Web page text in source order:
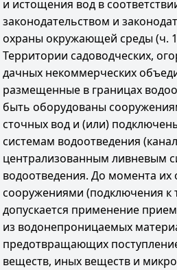
и истощения вод в
законодательством и
охраны окружающей среды (ч.
Территории садоводческих,
дачных некоммерческих
размещенные в границах
быть оборудованы
сточных вод и (или)
системам водоотведения
централизованным ливневым
водоотведения. До момента их
сооружениями (подключения к
допускается применение
из водонепроницаемых
предотвращающих
веществ, иных веществ и